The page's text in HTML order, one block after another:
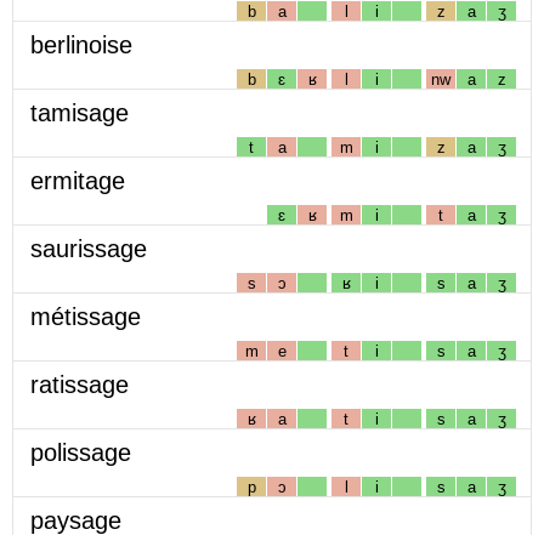
b a l i z a ʒ
berlinoise
b ɛ ʁ l i nw a z
tamisage
t a m i z a ʒ
ermitage
ɛ ʁ m i t a ʒ
saurissage
s ɔ ʁ i s a ʒ
métissage
m e t i s a ʒ
ratissage
ʁ a t i s a ʒ
polissage
p ɔ l i s a ʒ
paysage